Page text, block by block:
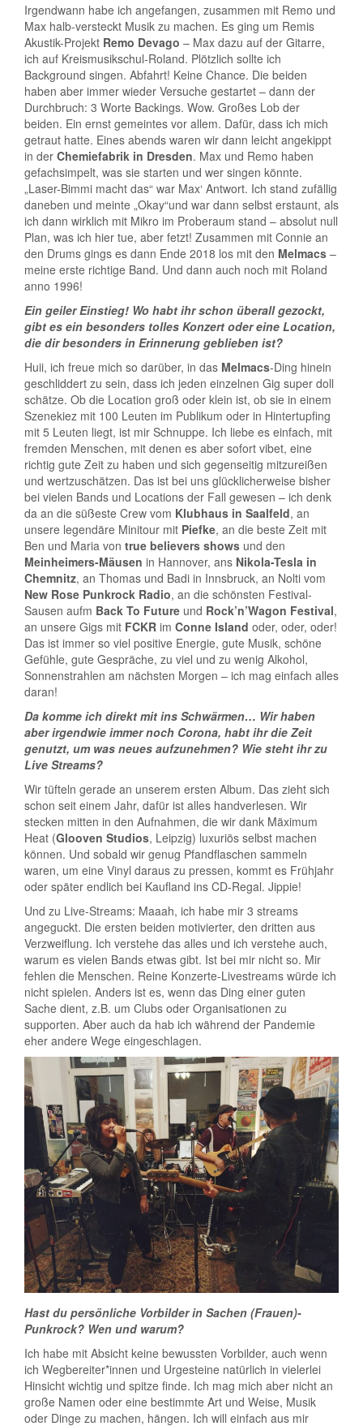
Irgendwann habe ich angefangen, zusammen mit Remo und
Max halb-versteckt Musik zu machen. Es ging um Remis
Akustik-Projekt Remo Devago – Max dazu auf der Gitarre,
ich auf Kreismusikschul-Roland. Plötzlich sollte ich
Background singen. Abfahrt! Keine Chance. Die beiden
haben aber immer wieder Versuche gestartet – dann der
Durchbruch: 3 Worte Backings. Wow. Großes Lob der
beiden. Ein ernst gemeintes vor allem. Dafür, dass ich mich
getraut hatte. Eines abends waren wir dann leicht angekippt
in der Chemiefabrik in Dresden. Max und Remo haben
gefachsimpelt, was sie starten und wer singen könnte.
„Laser-Bimmi macht das“ war Max‘ Antwort. Ich stand zufällig
daneben und meinte „Okay“und war dann selbst erstaunt, als
ich dann wirklich mit Mikro im Proberaum stand – absolut null
Plan, was ich hier tue, aber fetzt! Zusammen mit Connie an
den Drums gings es dann Ende 2018 los mit den Melmacs –
meine erste richtige Band. Und dann auch noch mit Roland
anno 1996!
Ein geiler Einstieg! Wo habt ihr schon überall gezockt,
gibt es ein besonders tolles Konzert oder eine Location,
die dir besonders in Erinnerung geblieben ist?
Huii, ich freue mich so darüber, in das Melmacs-Ding hinein
geschliddert zu sein, dass ich jeden einzelnen Gig super doll
schätze. Ob die Location groß oder klein ist, ob sie in einem
Szenekiez mit 100 Leuten im Publikum oder in Hintertupfing
mit 5 Leuten liegt, ist mir Schnuppe. Ich liebe es einfach, mit
fremden Menschen, mit denen es aber sofort vibet, eine
richtig gute Zeit zu haben und sich gegenseitig mitzureißen
und wertzuschätzen. Das ist bei uns glücklicherweise bisher
bei vielen Bands und Locations der Fall gewesen – ich denk
da an die süßeste Crew vom Klubhaus in Saalfeld, an
unsere legendäre Minitour mit Piefke, an die beste Zeit mit
Ben und Maria von true believers shows und den
Meinheimers-Mäusen in Hannover, ans Nikola-Tesla in
Chemnitz, an Thomas und Badi in Innsbruck, an Nolti vom
New Rose Punkrock Radio, an die schönsten Festival-
Sausen aufm Back To Future und Rock’n’Wagon Festival,
an unsere Gigs mit FCKR im Conne Island oder, oder, oder!
Das ist immer so viel positive Energie, gute Musik, schöne
Gefühle, gute Gespräche, zu viel und zu wenig Alkohol,
Sonnenstrahlen am nächsten Morgen – ich mag einfach alles
daran!
Da komme ich direkt mit ins Schwärmen… Wir haben
aber irgendwie immer noch Corona, habt ihr die Zeit
genutzt, um was neues aufzunehmen? Wie steht ihr zu
Live Streams?
Wir tüfteln gerade an unserem ersten Album. Das zieht sich
schon seit einem Jahr, dafür ist alles handverlesen. Wir
stecken mitten in den Aufnahmen, die wir dank Mäximum
Heat (Glooven Studios, Leipzig) luxuriös selbst machen
können. Und sobald wir genug Pfandflaschen sammeln
waren, um eine Vinyl daraus zu pressen, kommt es Frühjahr
oder später endlich bei Kaufland ins CD-Regal. Jippie!
Und zu Live-Streams: Maaah, ich habe mir 3 streams
angeguckt. Die ersten beiden motivierter, den dritten aus
Verzweiflung. Ich verstehe das alles und ich verstehe auch,
warum es vielen Bands etwas gibt. Ist bei mir nicht so. Mir
fehlen die Menschen. Reine Konzerte-Livestreams würde ich
nicht spielen. Anders ist es, wenn das Ding einer guten
Sache dient, z.B. um Clubs oder Organisationen zu
supporten. Aber auch da hab ich während der Pandemie
eher andere Wege eingeschlagen.
Hast du persönliche Vorbilder in Sachen (Frauen)-
Punkrock? Wen und warum?
Ich habe mit Absicht keine bewussten Vorbilder, auch wenn
ich Wegbereiter*innen und Urgesteine natürlich in vielerlei
Hinsicht wichtig und spitze finde. Ich mag mich aber nicht an
große Namen oder eine bestimmte Art und Weise, Musik
oder Dinge zu machen, hängen. Ich will einfach aus mir